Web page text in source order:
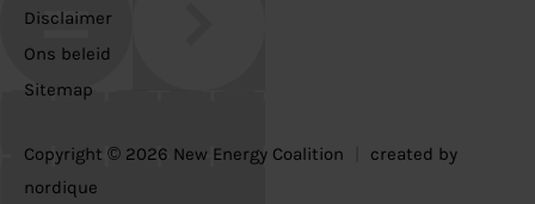
Copyright © 2026 New Energy Coalition
created by
nordique
Disclaimer
Ons beleid
Sitemap